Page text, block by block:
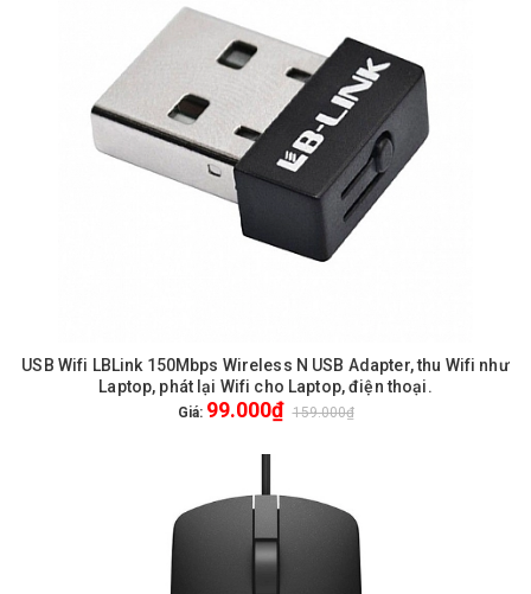
USB Wifi LBLink 150Mbps Wireless N USB Adapter, thu Wifi như
Laptop, phát lại Wifi cho Laptop, điện thoại.
Giá: 99.000₫ 159.000₫